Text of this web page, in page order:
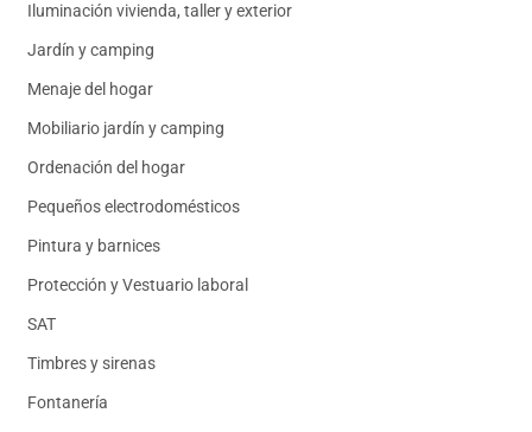
Iluminación vivienda, taller y exterior
Jardín y camping
Menaje del hogar
Mobiliario jardín y camping
Ordenación del hogar
Pequeños electrodomésticos
Pintura y barnices
Protección y Vestuario laboral
SAT
Timbres y sirenas
Fontanería